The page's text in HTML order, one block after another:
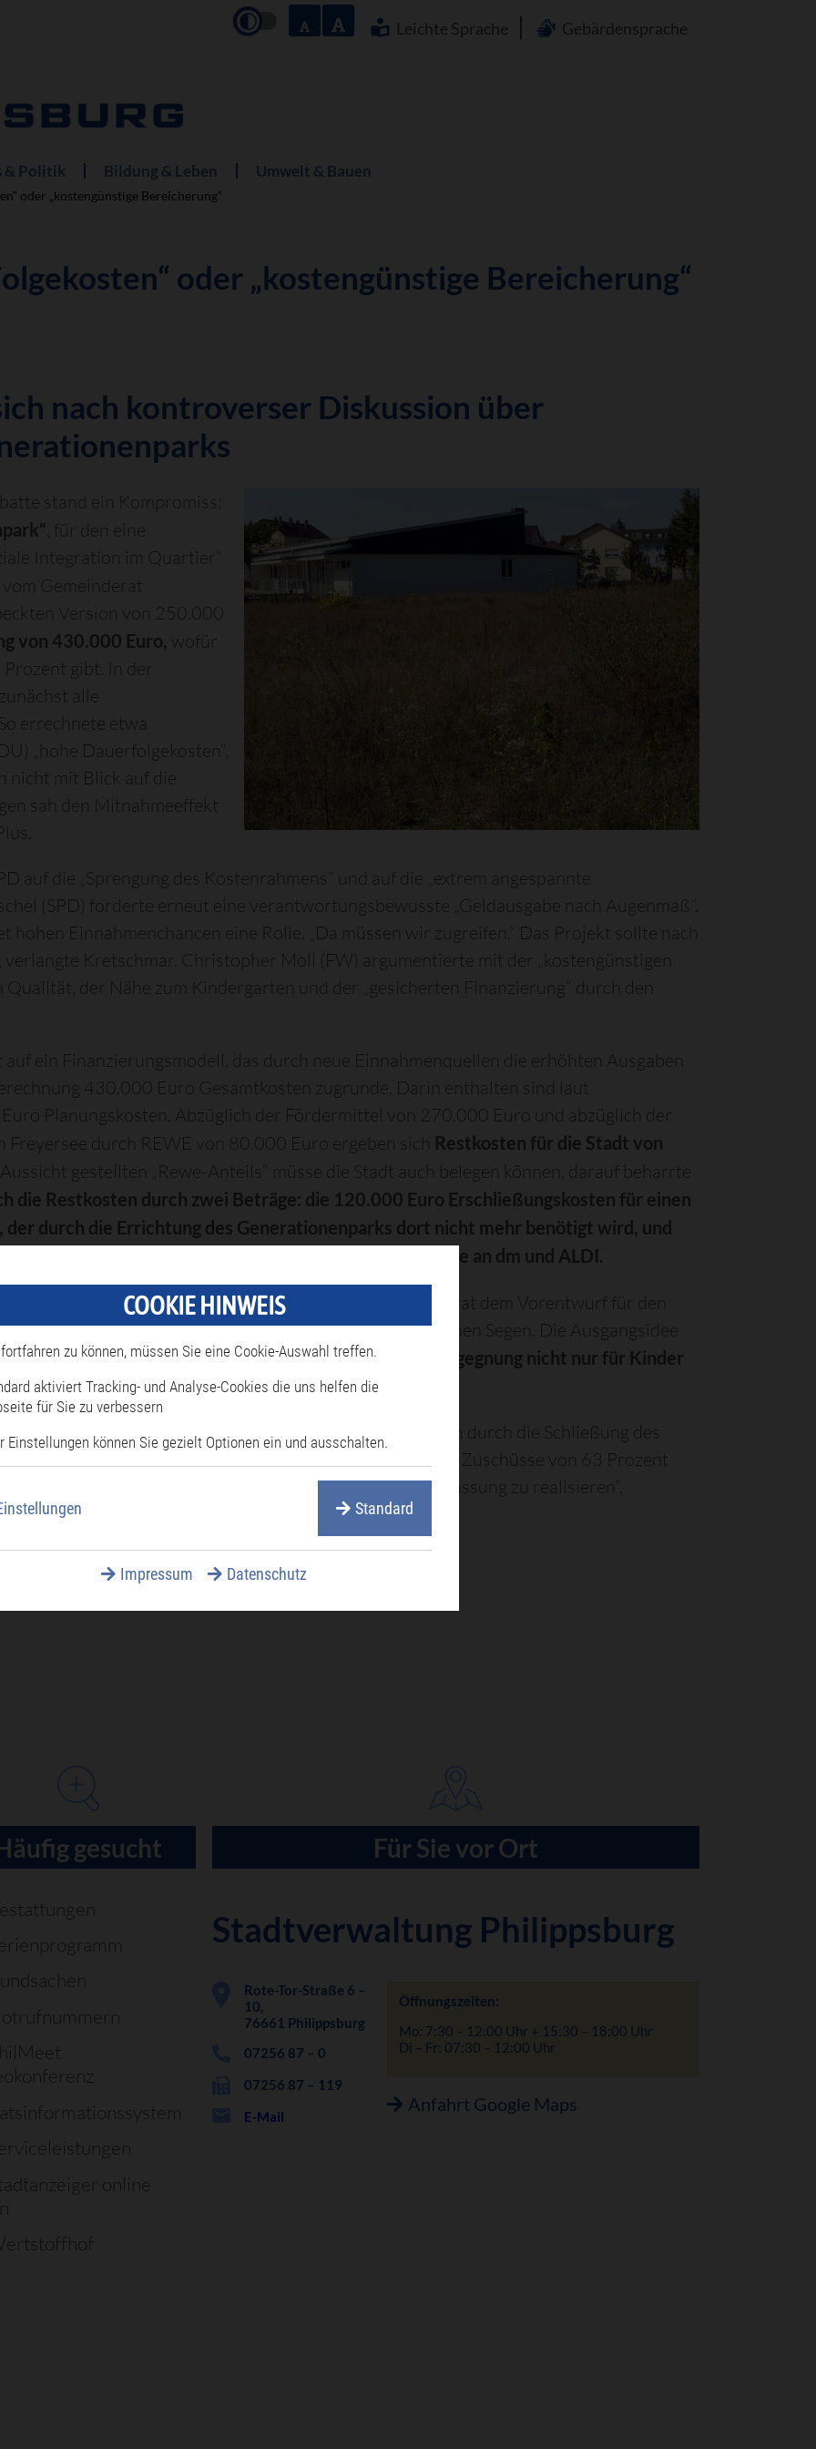
Leichte Sprache Gebärdensprache
& Politik Bildung & Leben Umwelt & Bauen
oder „kostengünstige Bereicherung“
oder „kostengünstige Bereicherung“
nach kontroverser Diskussion über
stand ein Kompromiss:
, für den eine
Integration im Quartier“
Gemeinderat
Version von 250.000
von 430.000 Euro, wofür
gibt. In der
alle
errechnete etwa
„hohe Dauerfolgekosten“,
nicht mit Blick auf die
sah den Mitnahmeeffekt
auf die „Sprengung des Kostenrahmens“ und auf die „extrem angespannte
(SPD) forderte erneut eine verantwortungsbewusste „Geldausgabe nach Augenmaß“.
Einnahmenchancen eine Rolle. „Da müssen wir zugreifen.“ Das Projekt sollte nach
Kretschmar. Christopher Moll (FW) argumentierte mit der „kostengünstigen
der Nähe zum Kindergarten und der „gesicherten Finanzierung“ durch den
ein Finanzierungsmodell, das durch neue Einnahmenquellen die erhöhten Ausgaben
430.000 Euro Gesamtkosten zugrunde. Darin enthalten sind laut
Planungskosten. Abzüglich der Fördermittel von 270.000 Euro und abzüglich der
Freyersee durch REWE von 80.000 Euro ergeben sich Restkosten für die Stadt von
gestellten „Rewe-Anteils“ müsse die Stadt auch belegen können, darauf beharrte
die Restkosten durch zwei Beträge: die 120.000 Euro Erschließungskosten für einen
der durch die Errichtung des Generationenparks dort nicht mehr benötigt wird, und
dem Verkauf des Spielplatzgeländes an der Dammstraße an dm und ALDI.
nichts mehr im Wege.Damit gab der Gemeinderat dem Vorentwurf für den
zwischen dem Ludwigsweg und der Dammstraße seinen Segen. Die Ausgangsidee
war es,einen Ort für Bewegung, Spiel und Begegnung nicht nur für Kinder
: für Kinder, Jugendliche, Familien und Senioren.
Kostenrahmen wegen fehlender Steuereinnahmen durch die Schließung des
worden. „Mit dem SIQ-Programm“, über das hohe Zuschüsse von 63 Prozent
den Generationenpark in der ursprünglichen Fassung zu realisieren“,
geänderte Sichtweise.
gesucht
online
Für Sie vor Ort
Stadtverwaltung Philippsburg
Rote-Tor-Straße 6 –
10,
76661 Philippsburg
07256 87 – 0
07256 87 – 119
E-Mail
Öffnungszeiten:
Mo: 7:30 – 12:00 Uhr + 15:30 – 18:00 Uhr
Di – Fr: 07:30 – 12:00 Uhr
Anfahrt Google Maps
COOKIE HINWEIS
zu können, müssen Sie eine Cookie-Auswahl treffen.
aktiviert Tracking- und Analyse-Cookies die uns helfen die
für Sie zu verbessern
Einstellungen können Sie gezielt Optionen ein und ausschalten.
Standard
Impressum Datenschutz